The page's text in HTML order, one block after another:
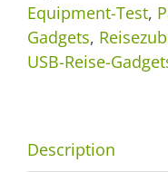
Equipment-Test,
Gadgets,
USB-Reise-
Description